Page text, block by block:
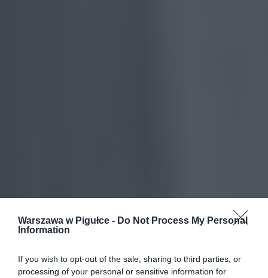
Warszawa w Pigułce - Do Not Process My Personal
Information
If you wish to opt-out of the sale, sharing to third parties, or
processing of your personal or sensitive information for